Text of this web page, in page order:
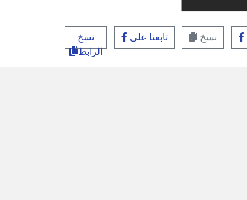
نسخ تابعنا على
نسخ
الرابط